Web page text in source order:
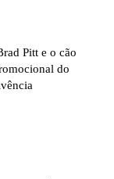
Pitt e o cão
do